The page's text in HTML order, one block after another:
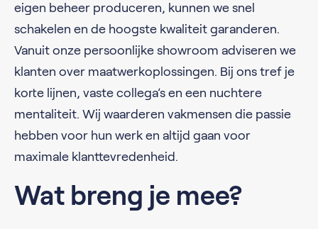
eigen beheer produceren, kunnen we snel
schakelen en de hoogste kwaliteit garanderen.
Vanuit onze persoonlijke showroom adviseren we
klanten over maatwerkoplossingen. Bij ons tref je
korte lijnen, vaste collega’s en een nuchtere
mentaliteit. Wij waarderen vakmensen die passie
hebben voor hun werk en altijd gaan voor
maximale klanttevredenheid.
Wat breng je mee?